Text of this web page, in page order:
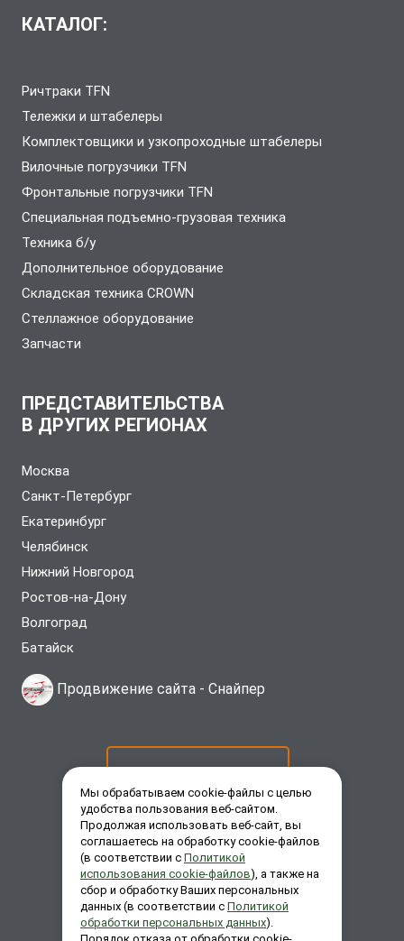
КАТАЛОГ:
Ричтраки TFN
Тележки и штабелеры
Комплектовщики и узкопроходные штабелеры
Вилочные погрузчики TFN
Фронтальные погрузчики TFN
Специальная подъемно-грузовая техника
Техника б/у
Дополнительное оборудование
Складская техника CROWN
Стеллажное оборудование
Запчасти
ПРЕДСТАВИТЕЛЬСТВА
В ДРУГИХ РЕГИОНАХ
Москва
Санкт-Петербург
Екатеринбург
Челябинск
Нижний Новгород
Ростов-на-Дону
Волгоград
Батайск
Продвижение сайта - Снайпер
ЗАКАЗАТЬ ЗВОНОК
ЗАДАТЬ ВОПРОС
Мы обрабатываем cookie-файлы с целью
удобства пользования веб-сайтом.
Продолжая использовать веб-сайт, вы
соглашаетесь на обработку cookie-файлов
(в соответствии с Политикой
использования cookie-файлов), а также на
сбор и обработку Ваших персональных
данных (в соответствии с Политикой
обработки персональных данных).